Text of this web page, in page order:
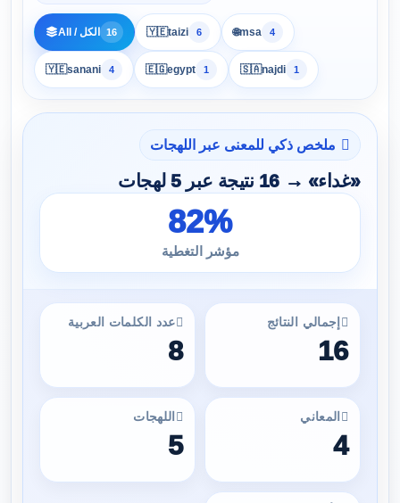
All / الكل 16 🇾🇪taizi 6 🌐msa 4
🇾🇪sanani 4 🇪🇬egypt 1 🇸🇦najdi 1
ملخص ذكي للمعنى عبر اللهجات
«غداء» → 16 نتيجة عبر 5 لهجات
82%
مؤشر التغطية
إجمالي النتائج
16
عدد الكلمات العربية
8
المعاني
4
اللهجات
5